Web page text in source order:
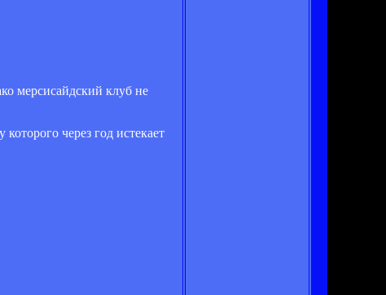
мерсисайдский клуб не
через год истекает